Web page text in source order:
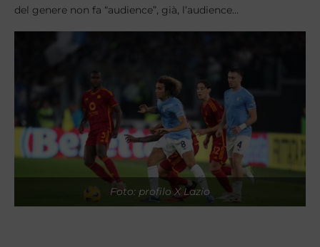
del genere non fa “audience”, già, l’audience…
Foto: profilo X Lazio